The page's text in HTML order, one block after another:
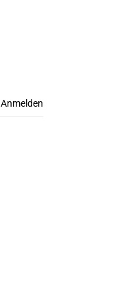
Anmelden